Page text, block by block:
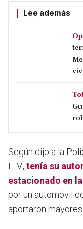
Lee además
Según dijo a la
E. V., tenía su
estacionado en
por un automóvil
aportaron